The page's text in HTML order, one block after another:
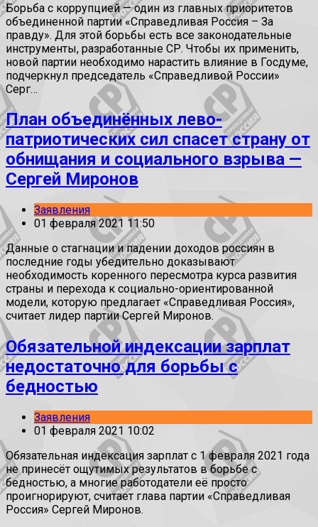
Борьба с коррупцией — один из главных приоритетов
объединенной партии «Справедливая Россия – За
правду». Для этой борьбы есть все законодательные
инструменты, разработанные СР. Чтобы их применить,
новой партии необходимо нарастить влияние в Госдуме,
подчеркнул председатель «Справедливой России»
Серг…
План объединённых лево-
патриотических сил спасет страну от
обнищания и социального взрыва —
Сергей Миронов
Заявления
01 февраля 2021 11:50
Данные о стагнации и падении доходов россиян в
последние годы убедительно доказывают
необходимость коренного пересмотра курса развития
страны и перехода к социально-ориентированной
модели, которую предлагает «Справедливая Россия»,
считает лидер партии Сергей Миронов.
Обязательной индексации зарплат
недостаточно для борьбы с
бедностью
Заявления
01 февраля 2021 10:02
Обязательная индексация зарплат с 1 февраля 2021 года
не принесёт ощутимых результатов в борьбе с
бедностью, а многие работодатели её просто
проигнорируют, считает глава партии «Справедливая
Россия» Сергей Миронов.